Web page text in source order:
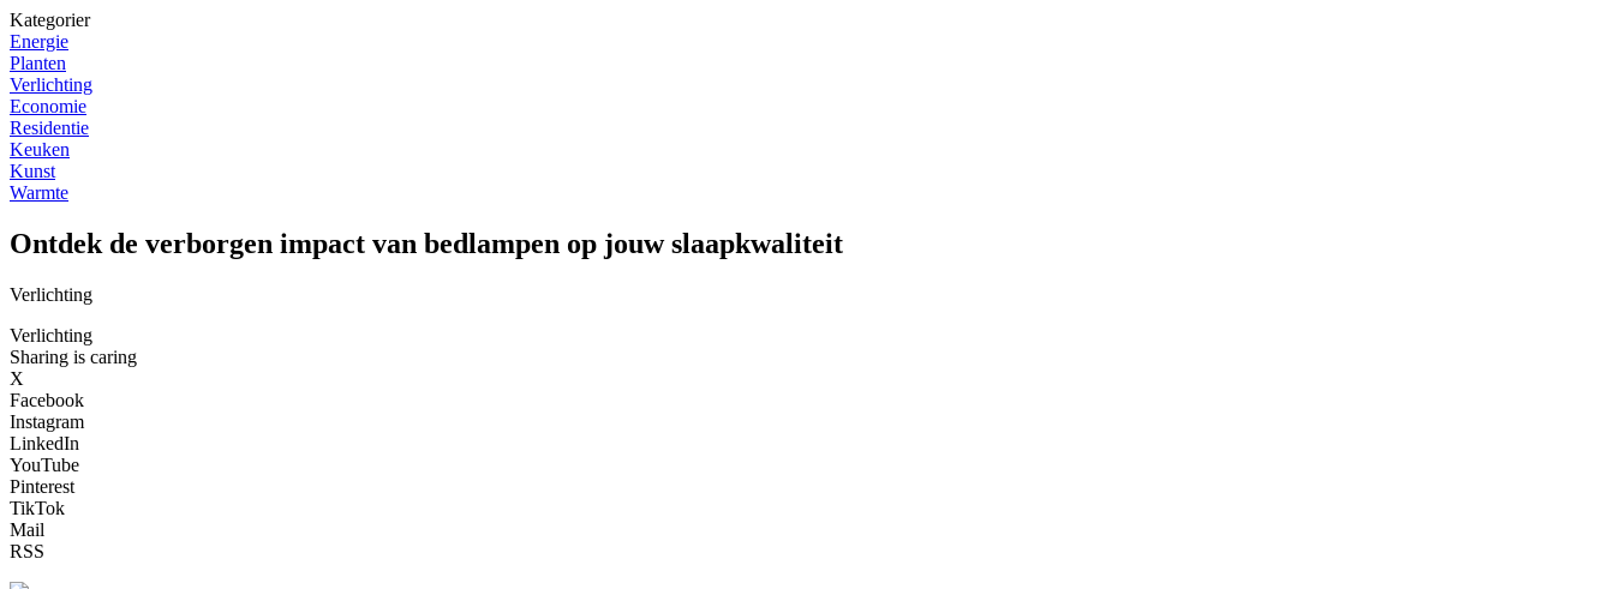
Kategorier
Energie
Planten
Verlichting
Economie
Residentie
Keuken
Kunst
Warmte
Ontdek de verborgen impact van bedlampen op jouw slaapkwaliteit
Verlichting
Verlichting
Sharing is caring
X
Facebook
Instagram
LinkedIn
YouTube
Pinterest
TikTok
Mail
RSS